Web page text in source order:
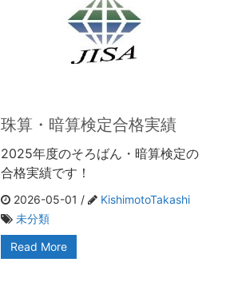
珠算・暗算検定合格実績
2025年度のそろばん・暗算検定の
合格実績です！
2026-05-01 /
KishimotoTakashi
未分類
Read More